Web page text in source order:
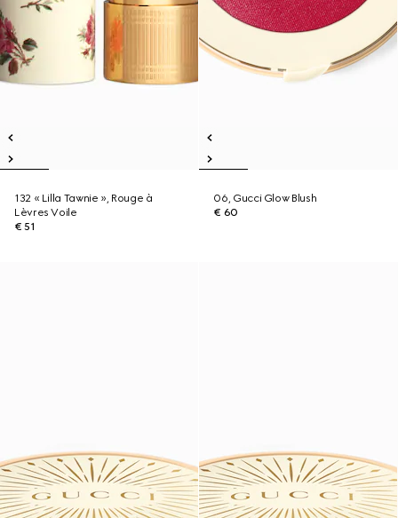
132 « Lilla Tawnie », Rouge à
Lèvres Voile
€ 51
06, Gucci Glow Blush
€ 60